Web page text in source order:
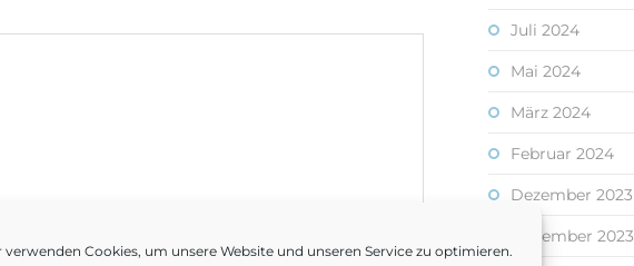
verwenden Cookies, um unsere Website und unseren Service zu optimieren.
Juli 2024
Mai 2024
März 2024
Februar 2024
Dezember 2023
November 2023